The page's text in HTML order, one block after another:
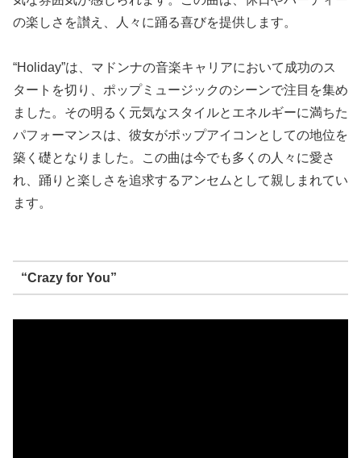
の楽しさを讃え、人々に踊る喜びを提供します。
“Holiday”は、マドンナの音楽キャリアにおいて成功のス
タートを切り、ポップミュージックのシーンで注目を集め
ました。その明るく元気なスタイルとエネルギーに満ちた
パフォーマンスは、彼女がポップアイコンとしての地位を
築く礎となりました。この曲は今でも多くの人々に愛さ
れ、踊りと楽しさを追求するアンセムとして親しまれてい
ます。
“Crazy for You”